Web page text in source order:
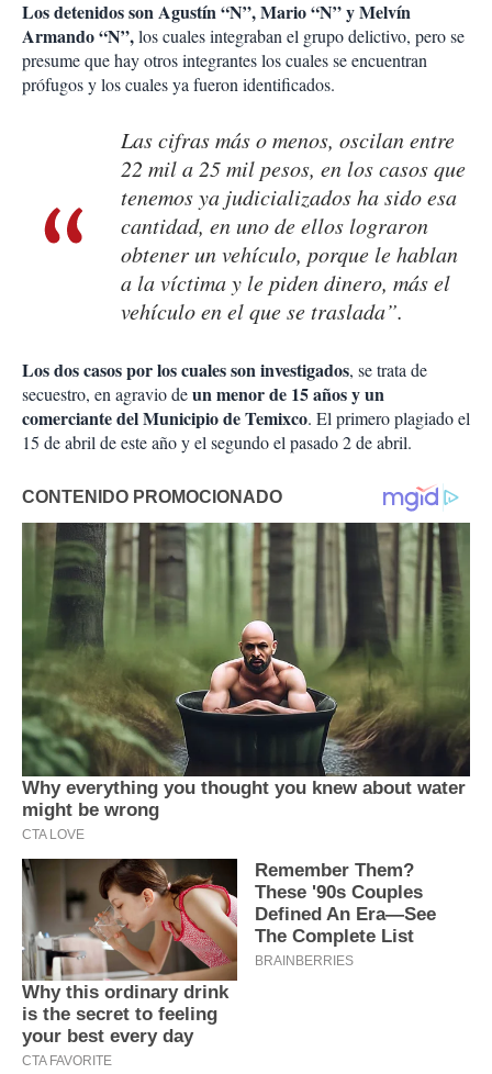
Los detenidos son Agustín “N”, Mario “N” y Melvín
Armando “N”,los cuales integraban el grupo delictivo, pero se
presume que hay otros integrantes los cuales se encuentran
prófugos y los cuales ya fueron identificados.
Las cifras más o menos, oscilan entre
22 mil a 25 mil pesos, en los casos que
tenemos ya judicializados ha sido esa
cantidad, en uno de ellos lograron
obtener un vehículo, porque le hablan
a la víctima y le piden dinero, más el
vehículo en el que se traslada”.
Los dos casos por los cuales son investigados, se trata de
secuestro, en agravio deun menor de 15 años y un
comerciante del Municipio de Temixco. El primero plagiado el
15 de abril de este año y el segundo el pasado 2 de abril.